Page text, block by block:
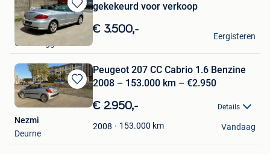
Bewaren
in
Favorieten
gekekeurd voor verkoop
€ 3.500,-
jessi
Gentbrugge
Eergisteren
Bewaren
Favorieten
Peugeot 207 CC Cabrio 1.6 Benzine
2008 – 153.000 km – €2.950
€ 2.950,- Details
2008 153.000 km
Nezmi
Deurne
Vandaag